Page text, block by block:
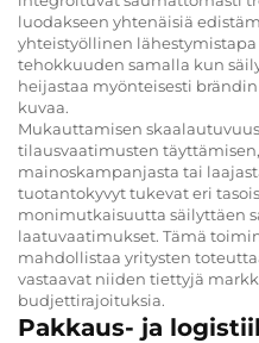
luodakseen yhtenäisiä
yhteistyöllinen
tehokkuuden samalla kun
heijastaa myönteisesti
kuvaa.
Mukauttamisen
tilausvaatimusten
mainoskampanjasta tai
tuotantokyvyt tukevat eri
monimutkaisuutta säilyttäen
laatuvaatimukset. Tämä
mahdollistaa yritysten
vastaavat niiden tiettyjä
budjettirajoituksia.
Pakkaus- ja